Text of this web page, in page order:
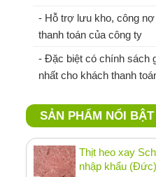
- Hỗ trợ lưu kho, công
thanh toán của công ty
- Đặc biệt có chính sách
nhất cho khách thanh
SẢN PHẨM NỔI BẬT
Thịt heo xay
nhập khẩu (Đức)